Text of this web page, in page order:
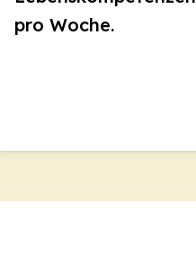
pro Woche.